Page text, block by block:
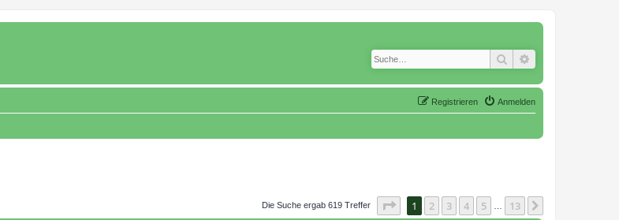
Suche
Anmelden
Registrieren
Die Suche ergab 619 Treffer Seite von13
1 2 3 4 5 13